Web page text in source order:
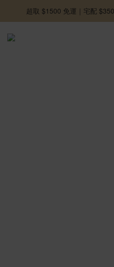
-好友募集中-加入官方
超取 $1500 免運｜宅配
-好友募集中-加入官